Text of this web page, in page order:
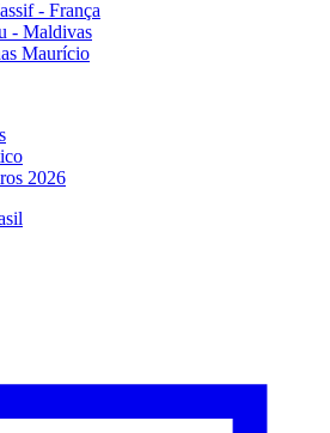
- França
- Maldivas
Maurício
2026